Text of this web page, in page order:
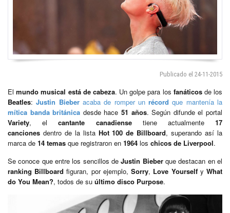
Publicado el 24-11-2015
Elmundo musical está de cabeza. Un golpe para los fanáticosde los
Beatles:Justin Bieberacaba de romper unrécord que mantenía la
mítica banda británica desde hace51 años. Según difunde el portal
Variety, elcantante canadiensetiene actualmente17
canciones dentro de la lista Hot 100 de Billboard, superando así la
marca de 14 temas que registraron en 1964 los chicos de Liverpool.
Se conoce que entre los sencillos deJustin Bieberque destacan en el
ranking Billboard figuran, por ejemplo,Sorry, Love YourselfyWhat
do You Mean?, todos de su último disco Purpose.